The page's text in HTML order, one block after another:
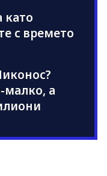
като
с времето
малко, а